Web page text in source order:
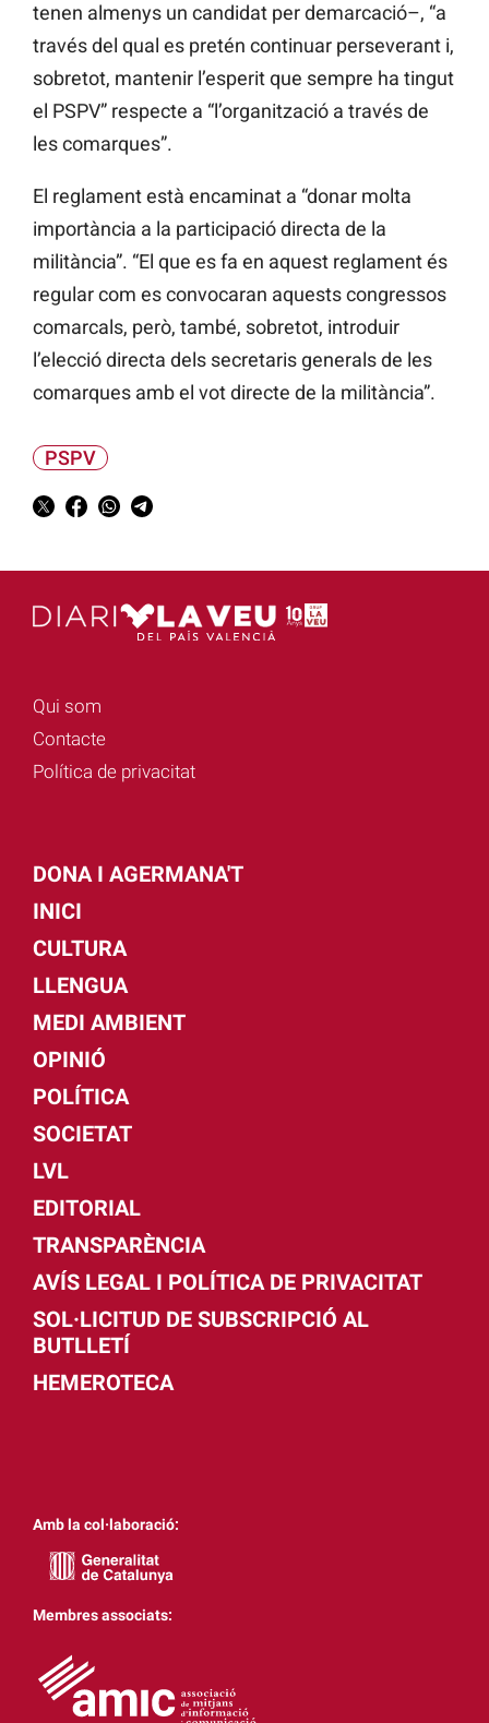
tenen almenys un candidat per demarcació–, “a
través del qual es pretén continuar perseverant i,
sobretot, mantenir l’esperit que sempre ha tingut
el PSPV” respecte a “l’organització a través de
les comarques”.
El reglament està encaminat a “donar molta
importància a la participació directa de la
militància”. “El que es fa en aquest reglament és
regular com es convocaran aquests congressos
comarcals, però, també, sobretot, introduir
l’elecció directa dels secretaris generals de les
comarques amb el vot directe de la militància”.
PSPV
Qui som
Contacte
Política de privacitat
DONA I AGERMANA'T
INICI
CULTURA
LLENGUA
MEDI AMBIENT
OPINIÓ
POLÍTICA
SOCIETAT
LVL
EDITORIAL
TRANSPARÈNCIA
AVÍS LEGAL I POLÍTICA DE PRIVACITAT
SOL·LICITUD DE SUBSCRIPCIÓ AL
BUTLLETÍ
HEMEROTECA
Amb la col·laboració:
Membres associats: